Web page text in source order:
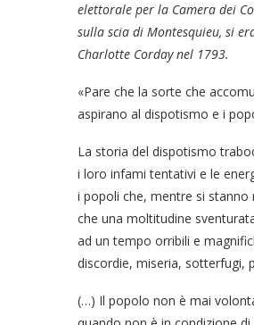
elettorale per la Camera dei
sulla scia di Montesquieu, si
Charlotte Corday nel 1793.
«Pare che la sorte che
aspirano al dispotismo e i
La storia del dispotismo
i loro infami tentativi e le
i popoli che, mentre si stanno
che una moltitudine
ad un tempo orribili e
discordie, miseria, sotterfugi,
(…) Il popolo non è mai